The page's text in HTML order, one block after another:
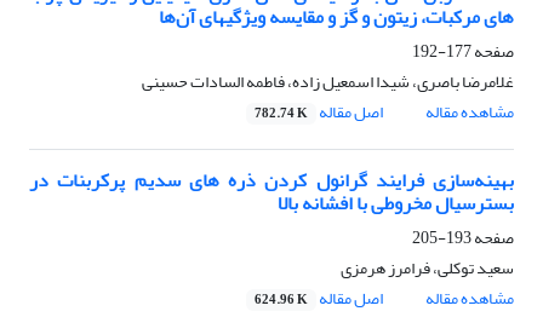
های مرکبات، زیتون و ‌گز و‌ مقایسه ویژگیهای آن‌ها
صفحه177-192
غلامرضا باصری، شیدا اسمعیل زاده، فاطمه السادات حسینی
مشاهده مقاله
اصل مقاله 782.74 K
بهینه‌سازی فرایند گرانول کردن ذره های سدیم پرکربنات در
بسترسیال مخروطی با افشانه بالا
صفحه193-205
سعید توکلی، فرامرز هرمزی
مشاهده مقاله
اصل مقاله 624.96 K